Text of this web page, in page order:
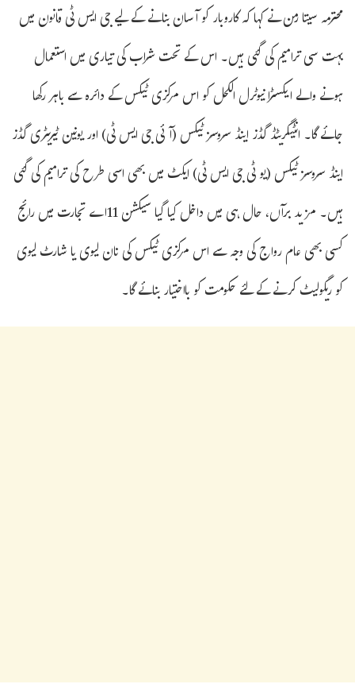
محترمہ سیتا رمن نے کہا کہ کاروبار کو آسان بنانے کے لیے جی ایس ٹی قانون میں
بہت سی ترامیم کی گئی ہیں۔ اس کے تحت شراب کی تیاری میں استعمال
ہونے والے ایکسٹرا نیوٹرل الکحل کو اس مرکزی ٹیکس کے دائرہ سے باہر رکھا
جائے گا۔ انٹیگریٹڈ گڈز اینڈ سروسز ٹیکس (آئی جی ایس ٹی) اور یونین ٹیریٹری گڈز
اینڈ سروسز ٹیکس (یو ٹی جی ایس ٹی) ایکٹ میں بھی اسی طرح کی ترامیم کی گئی
ہیں۔ مزید برآں، حال ہی میں داخل کیا گیا سیکشن 11اے تجارت میں رائج
کسی بھی عام رواج کی وجہ سے اس مرکزی ٹیکس کی نان لیوی یا شارٹ لیوی
کو ریگولیٹ کرنے کے لئے حکومت کو بااختیار بنائے گا۔